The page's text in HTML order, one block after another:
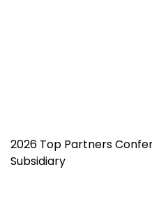
2026 Top Partners
Subsidiary